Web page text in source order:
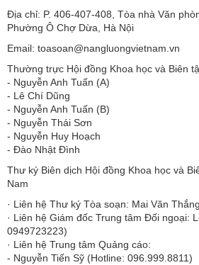
Địa chỉ: P. 406-407-408, Tòa nhà Văn
Phường Ô Chợ Dừa, Hà Nội
Email: toasoan@nangluongvietnam.vn
Thường trực Hội đồng Khoa học và Biên
​​​​​​- Nguyễn Anh Tuấn (A)
- Lê Chí Dũng
- Nguyễn Anh Tuấn (B)
- Nguyễn Thái Sơn
- Nguyễn Huy Hoạch
- Đào Nhật Đình
Thư ký Biên dịch Hội đồng Khoa học và
Nam
· Liên hệ Thư ký Tòa soạn: Mai Văn
· Liên hệ Giám đốc Trung tâm Đối ngoại:
0949723223)
· Liên hệ Trung tâm Quảng cáo:
- Nguyễn Tiến Sỹ (Hotline: 096.999.8811)